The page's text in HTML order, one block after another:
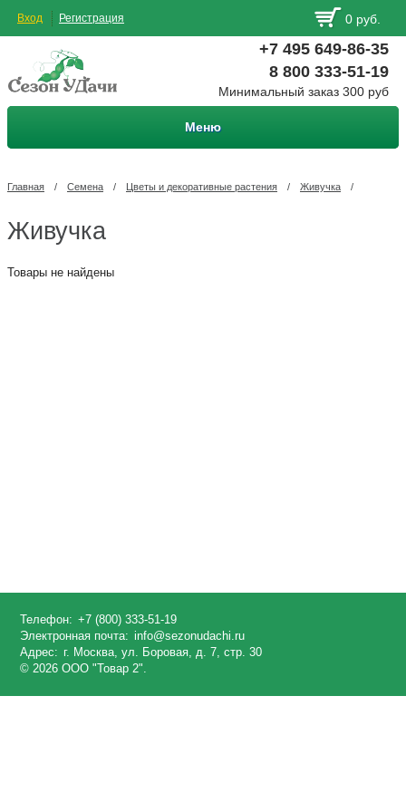
Вход Регистрация 0 руб.
+7 495 649-86-35
8 800 333-51-19
Минимальный заказ 300 руб
Меню
Главная / Семена / Цветы и декоративные растения / Живучка /
Живучка
Товары не найдены
Телефон: +7 (800) 333-51-19
Электронная почта: info@sezonudachi.ru
Адрес: г. Москва, ул. Боровая, д. 7, стр. 30
© 2026 ООО "Товар 2".